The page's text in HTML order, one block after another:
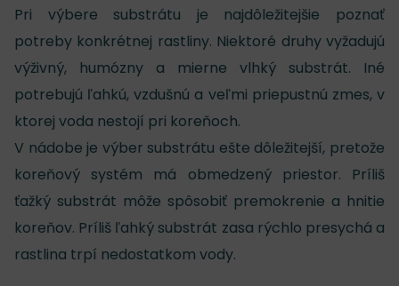
Pri výbere substrátu je najdôležitejšie poznať
potreby konkrétnej rastliny. Niektoré druhy vyžadujú
výživný, humózny a mierne vlhký substrát. Iné
potrebujú ľahkú, vzdušnú a veľmi priepustnú zmes, v
ktorej voda nestojí pri koreňoch.
V nádobe je výber substrátu ešte dôležitejší, pretože
koreňový systém má obmedzený priestor. Príliš
ťažký substrát môže spôsobiť premokrenie a hnitie
koreňov. Príliš ľahký substrát zasa rýchlo presychá a
rastlina trpí nedostatkom vody.